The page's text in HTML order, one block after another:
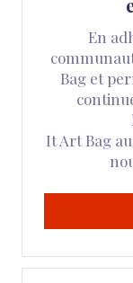
En
Bag et
It Art Bag